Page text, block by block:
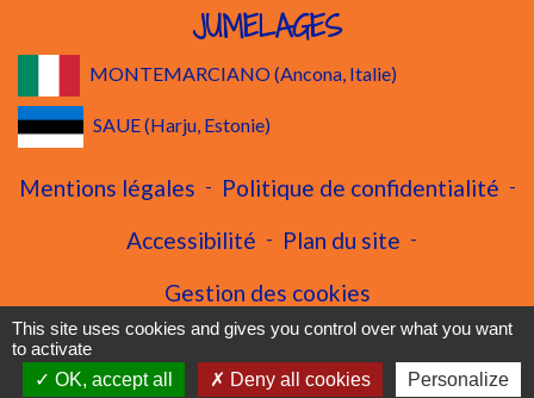
JUMELAGES
MONTEMARCIANO (Ancona, Italie)
SAUE (Harju, Estonie)
Mentions légales - Politique de confidentialité -
Accessibilité - Plan du site -
Gestion des cookies
Site créé en partenariat avec Réseau des Communes
This site uses cookies and gives you control over what you want
to activate
OK, accept all
Deny all cookies Personalize